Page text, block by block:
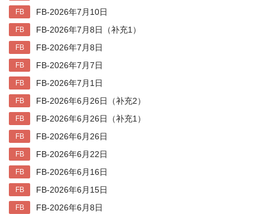
FB FB-2026年7月10日
FB FB-2026年7月8日（补充1）
FB FB-2026年7月8日
FB FB-2026年7月7日
FB FB-2026年7月1日
FB FB-2026年6月26日（补充2）
FB FB-2026年6月26日（补充1）
FB FB-2026年6月26日
FB FB-2026年6月22日
FB FB-2026年6月16日
FB FB-2026年6月15日
FB FB-2026年6月8日